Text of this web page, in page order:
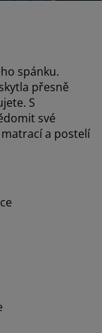
spánku.
přesně
S
své
a postelí